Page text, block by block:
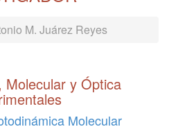
M. Juárez Reyes
Molecular y Óptica
Molecular